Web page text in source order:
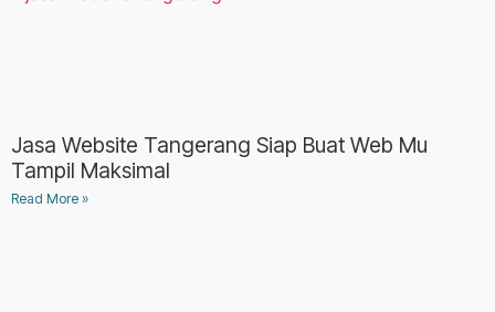
Jasa Website Tangerang Siap Buat Web Mu
Tampil Maksimal
Read More »